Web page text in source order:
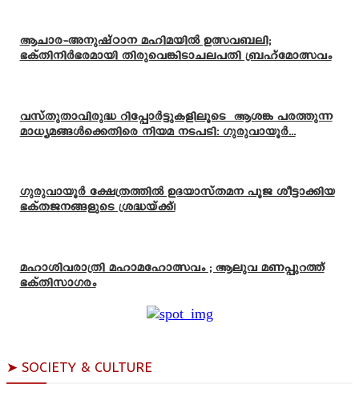
ആചാര-അനുഷ്ഠാന മഹിമയിൽ ഉത്സവബലി;
ഭക്തിനിർഭരമായി തിരുവെങ്കിടാചലപതി ബ്രഹ്മോത്സവം
വസ്തുതാവിരുദ്ധ റിപ്പോർട്ടുകളിലൂടെ ആശങ്ക പരത്തുന്ന
മാധ്യമങ്ങൾക്കെതിരെ നിയമ നടപടി: ഗുരുവായൂർ...
ഗുരുവായൂർ ക്ഷേത്രത്തിൽ ഉദയാസ്‌തമന പൂജ ശീട്ടാക്കിയ
ഭക്തജനങ്ങളുടെ ശ്രദ്ധയ്ക്ക്!
മഹാശിവരാത്രി മഹാമഹോത്സവം ; ആലുവ മണപ്പുറത്ത്
ഭക്തിസാഗരം
➤ SOCIETY & CULTURE